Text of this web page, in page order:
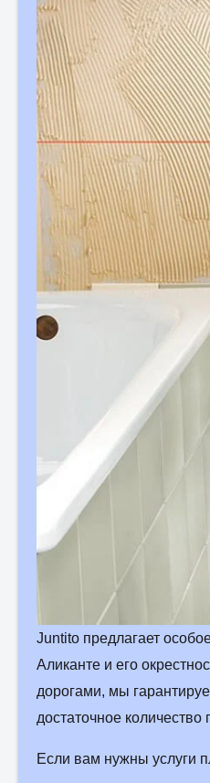
Juntito предлагает
Аликанте и его
дорогами, мы
достаточное
Если вам нужны услуги